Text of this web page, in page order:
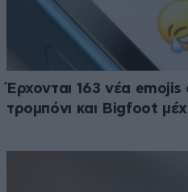
Έρχονται 163 νέα
τρομπόνι και Bigfoot